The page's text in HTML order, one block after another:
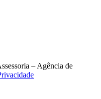
– Agência de